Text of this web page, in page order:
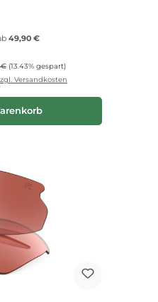
49,90 €
Preis:
€ (13.43% gespart)
Versandkosten